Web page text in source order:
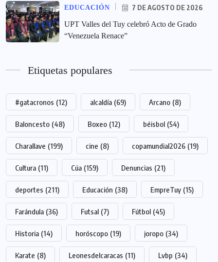
EDUCACIÓN
7 DE AGOSTO DE 2026
UPT Valles del Tuy celebró Acto de Grado
“Venezuela Renace”
Etiquetas populares
#gatacronos (12) alcaldía (69) Arcano (8)
Baloncesto (48) Boxeo (12) béisbol (54)
Charallave (199) cine (8) copamundial2026 (19)
Cultura (11) Cúa (159) Denuncias (21)
deportes (211) Educación (38) EmpreTuy (15)
Farándula (36) Futsal (7) Fútbol (45)
Historia (14) horóscopo (19) joropo (34)
Karate (8) Leonesdelcaracas (11) Lvbp (34)